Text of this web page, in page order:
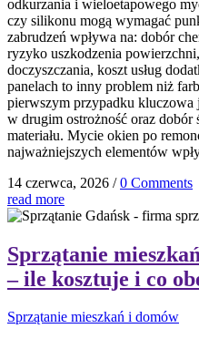
odkurzania i wieloetapowego
czy silikonu mogą wymagać
zabrudzeń wpływa na: dobór
ryzyko uszkodzenia
doczyszczania, koszt usług
panelach to inny problem niż
pierwszym przypadku kluczowa
w drugim ostrożność oraz dobór
materiału. Mycie okien po
najważniejszych elementów
14 czerwca, 2026 / 0 Comments
read more
Sprzątanie
– ile kosztuje i co
Sprzątanie mieszkań i domów